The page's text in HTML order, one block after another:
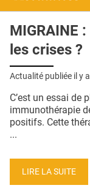
RÉSEAUX
E-REVUE SAD
QUI SOMMES-NOUS ?
MIGRAINE
les crises ?
Actualité publiée il y a
C’est un essai de
immunothérapie
positifs. Cette
...
LIRE LA SUITE